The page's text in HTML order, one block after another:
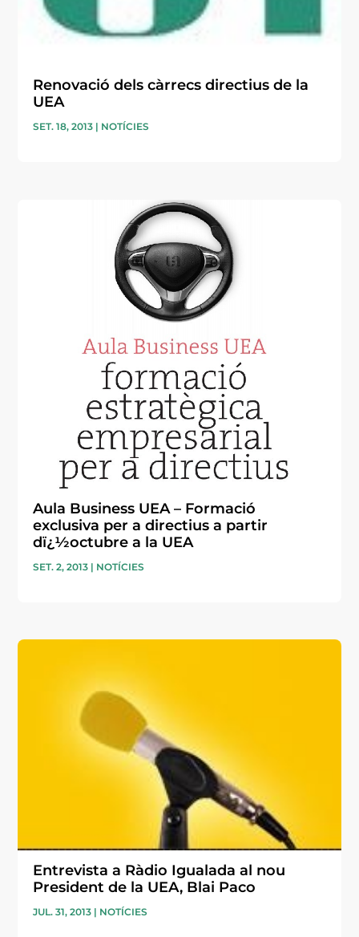
Renovació dels càrrecs directius de la
UEA
SET. 18, 2013 | NOTÍCIES
Aula Business UEA – Formació
exclusiva per a directius a partir
dï¿½octubre a la UEA
SET. 2, 2013 | NOTÍCIES
Entrevista a Ràdio Igualada al nou
President de la UEA, Blai Paco
JUL. 31, 2013 | NOTÍCIES